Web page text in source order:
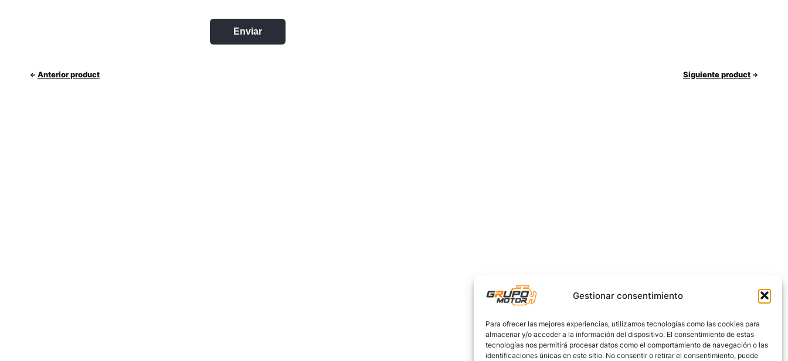
Gestionar consentimiento
Para ofrecer las mejores experiencias, utilizamos tecnologías como las cookies para
almacenar y/o acceder a la información del dispositivo. El consentimiento de estas
tecnologías nos permitirá procesar datos como el comportamiento de navegación o las
identificaciones únicas en este sitio. No consentir o retirar el consentimiento, puede
Anterior product Siguiente product